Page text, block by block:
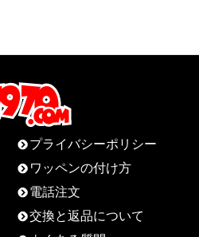
プライバシーポリシー
ワッペンの付け方
電話注文
交換と返品について